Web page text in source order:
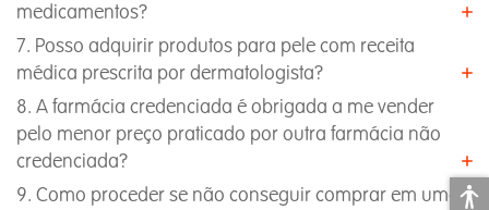
medicamentos?
7. Posso adquirir produtos para pele com receita
médica prescrita por dermatologista?
8. A farmácia credenciada é obrigada a me vender
pelo menor preço praticado por outra farmácia não
credenciada?
9. Como proceder se não conseguir comprar em uma